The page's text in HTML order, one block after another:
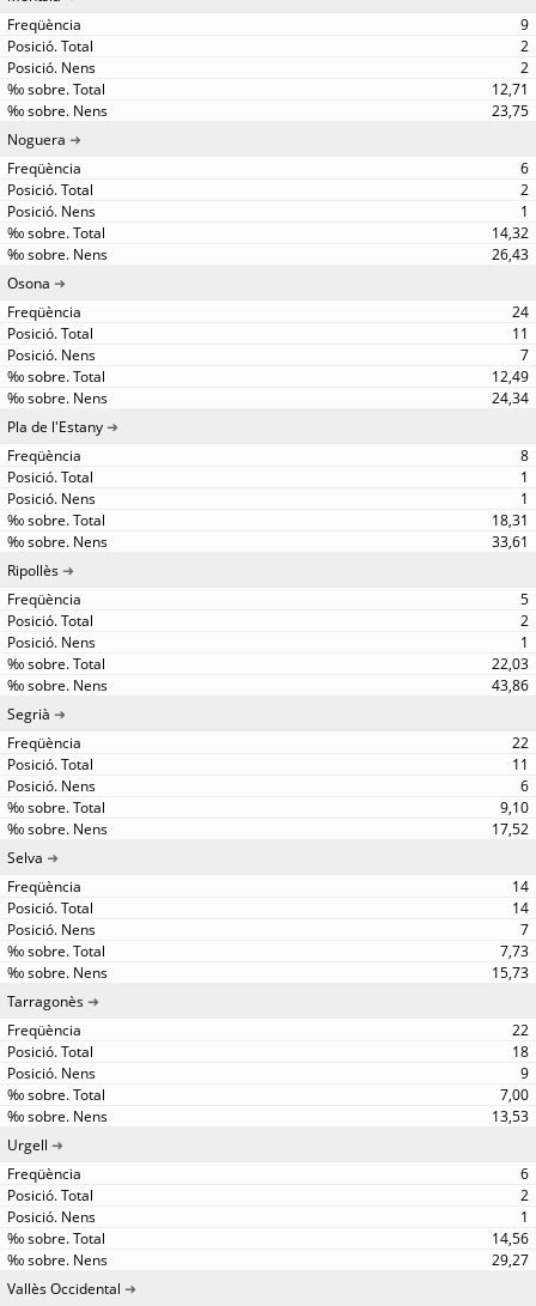
9
2
2
12,71
23,75
Noguera
6
2
1
14,32
26,43
Osona
24
11
7
12,49
24,34
Pla de l'Estany
8
1
1
18,31
33,61
Ripollès
5
2
1
22,03
43,86
Segrià
22
11
6
9,10
17,52
Selva
14
14
7
7,73
15,73
Tarragonès
22
18
9
7,00
13,53
Urgell
6
2
1
14,56
29,27
Vallès Occidental